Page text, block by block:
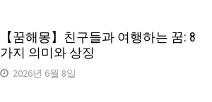
【꿈해몽】친구들과 여행하는 꿈: 8
가지 의미와 상징
2026년 6월 8일